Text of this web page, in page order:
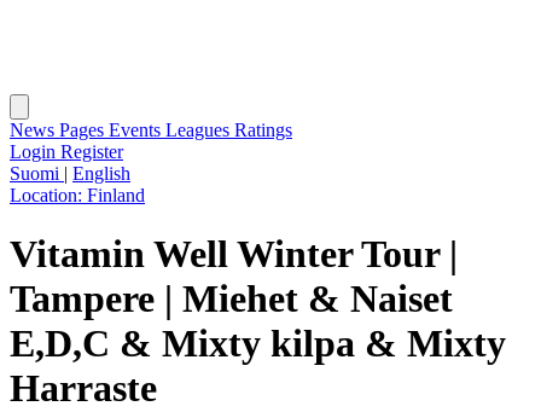
News Pages Events Leagues Ratings
Login Register
Suomi | English
Location: Finland
Vitamin Well Winter Tour |
Tampere | Miehet & Naiset
E,D,C & Mixty kilpa & Mixty
Harraste